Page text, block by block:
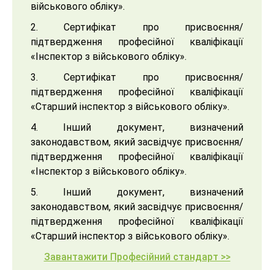
військового обліку».
2. Сертифікат про присвоєння/
підтвердження професійної кваліфікації
«Інспектор з військового обліку».
3. Сертифікат про присвоєння/
підтвердження професійної кваліфікації
«Старший інспектор з військового обліку».
4. Інший документ, визначений
законодавством, який засвідчує присвоєння/
підтвердження професійної кваліфікації
«Інспектор з військового обліку».
5. Інший документ, визначений
законодавством, який засвідчує присвоєння/
підтвердження професійної кваліфікації
«Старший інспектор з військового обліку».
Завантажити Професійний стандарт >>